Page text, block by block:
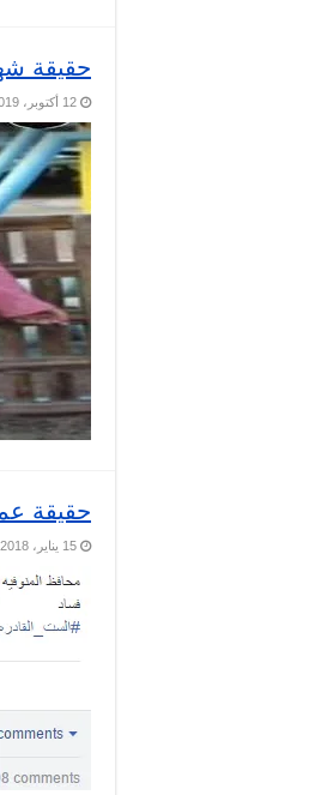
حقيقة
12 أكتوبر، 2019
حقيقة
15 يناير، 2018